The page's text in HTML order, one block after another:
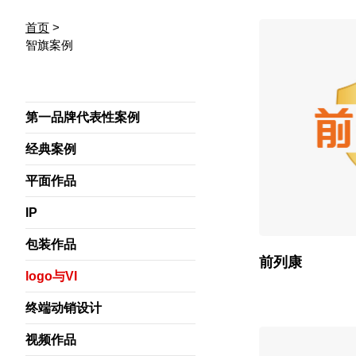
首页 >
智旗案例
第一品牌代表性案例
经典案例
平面作品
IP
包装作品
logo与VI
终端动销设计
视频作品
前列康